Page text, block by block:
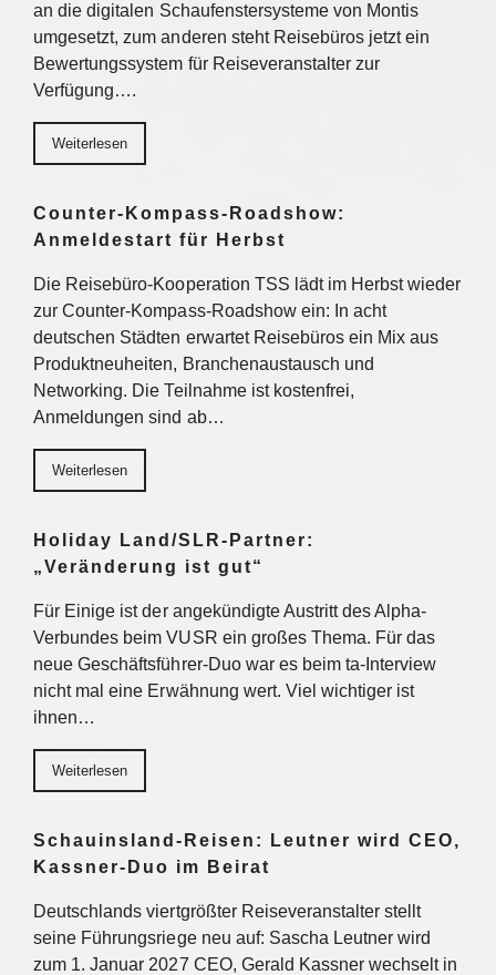
an die digitalen Schaufenstersysteme von Montis
umgesetzt, zum anderen steht Reisebüros jetzt ein
Bewertungssystem für Reiseveranstalter zur
Verfügung….
Weiterlesen
Counter-Kompass-Roadshow:
Anmeldestart für Herbst
Die Reisebüro-Kooperation TSS lädt im Herbst wieder
zur Counter-Kompass-Roadshow ein: In acht
deutschen Städten erwartet Reisebüros ein Mix aus
Produktneuheiten, Branchenaustausch und
Networking. Die Teilnahme ist kostenfrei,
Anmeldungen sind ab…
Weiterlesen
Holiday Land/SLR-Partner:
„Veränderung ist gut“
Für Einige ist der angekündigte Austritt des Alpha-
Verbundes beim VUSR ein großes Thema. Für das
neue Geschäftsführer-Duo war es beim ta-Interview
nicht mal eine Erwähnung wert. Viel wichtiger ist
ihnen…
Weiterlesen
Schauinsland-Reisen: Leutner wird CEO,
Kassner-Duo im Beirat
Deutschlands viertgrößter Reiseveranstalter stellt
seine Führungsriege neu auf: Sascha Leutner wird
zum 1. Januar 2027 CEO, Gerald Kassner wechselt in